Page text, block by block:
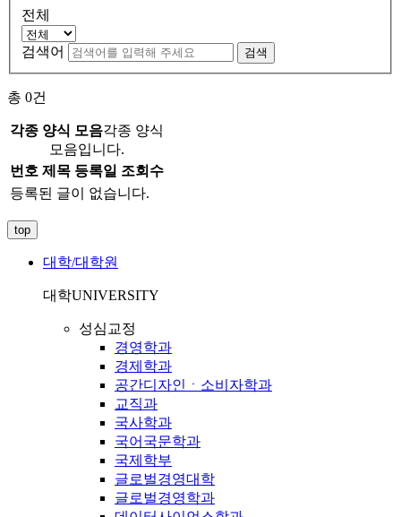
전체
검색어 검색
총 0건
각종 양식 모음각종 양식
모음입니다.
번호 제목 등록일 조회수
등록된 글이 없습니다.
top
대학/대학원
대학UNIVERSITY
성심교정
경영학과
경제학과
공간디자인ㆍ소비자학과
교직과
국사학과
국어국문학과
국제학부
글로벌경영대학
글로벌경영학과